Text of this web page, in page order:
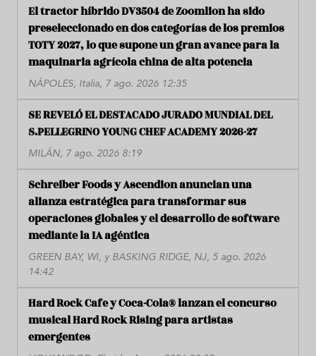
El tractor híbrido DV3504 de Zoomlion ha sido
preseleccionado en dos categorías de los premios
TOTY 2027, lo que supone un gran avance para la
maquinaria agrícola china de alta potencia
NÁPOLES, Italia, 7 ago. 2026 12:35
SE REVELÓ EL DESTACADO JURADO MUNDIAL DEL
S.PELLEGRINO YOUNG CHEF ACADEMY 2026-27
MILÁN, 7 ago. 2026 8:19
Schreiber Foods y Ascendion anuncian una
alianza estratégica para transformar sus
operaciones globales y el desarrollo de software
mediante la IA agéntica
GREEN BAY, WI, y BASKING RIDGE, NJ, 5 ago. 2026
14:42
Hard Rock Cafe y Coca-Cola® lanzan el concurso
musical Hard Rock Rising para artistas
emergentes